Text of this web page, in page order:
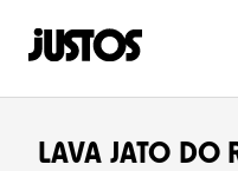
LAVA JATO DO